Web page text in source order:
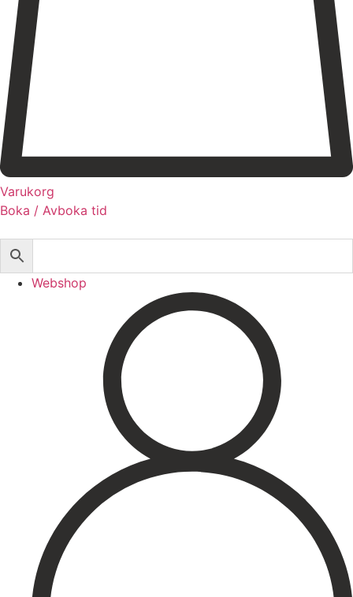
Expertis
Priser
Boka
Varukorg
Boka / Avboka tid
Microneedling/Dermapen™
Ansiktsbehandling
Tatueringsborttagning
Kryoterapi
Hårborttagning
Medicinsk hudvård
Microneedling ögon
Cosmelan & Dermamelan
Aknebehandling
ResurFX
Om oss
Kontakt – Öppettider
Registrera dig till vårt nyhetsbrev!
Expertis
Priser
Webshop